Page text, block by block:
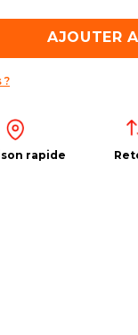
AJOUTER
?
rapide